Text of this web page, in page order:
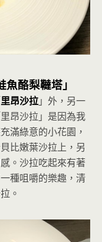
魚酪梨韃塔 」
里昂沙拉」外，另一
昂沙拉」是因為我
滿綠意的小花園，
比嫩葉沙拉上，另
。沙拉吃起來有著
種咀嚼的樂趣，清
。